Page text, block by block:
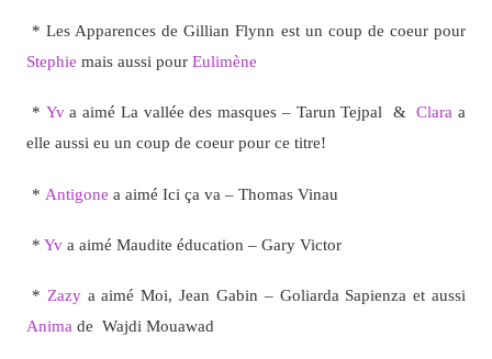
* Les Apparences de Gillian Flynn est un coup de coeur pour
Stephie mais aussi pour Eulimène
* Yva aimé La vallée des masques – Tarun Tejpal &Clara a
elle aussi eu un coup de coeur pour ce titre!
* Antigone a aimé Ici ça va – Thomas Vinau
* Yva aimé Maudite éducation – Gary Victor
* Zazy a aimé Moi, Jean Gabin – Goliarda Sapienza et aussi
Anima de Wajdi Mouawad